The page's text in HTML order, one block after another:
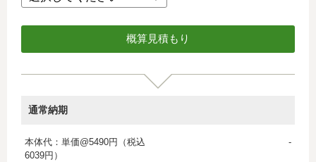
通常納期
本体代：単価@5490円（税込
6039円）
-